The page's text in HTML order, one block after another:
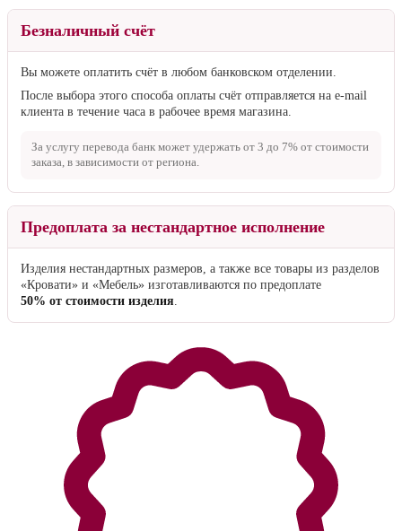
Безналичный счёт
Вы можете оплатить счёт в любом банковском отделении.
После выбора этого способа оплаты счёт отправляется на e-mail
клиента в течение часа в рабочее время магазина.
За услугу перевода банк может удержать от 3 до 7% от стоимости
заказа, в зависимости от региона.
Предоплата за нестандартное исполнение
Изделия нестандартных размеров, а также все товары из разделов
«Кровати» и «Мебель» изготавливаются по предоплате
50% от стоимости изделия.